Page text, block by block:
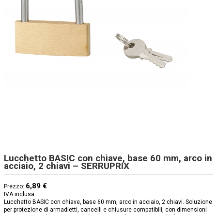
Lucchetto BASIC con chiave, base 60 mm, arco in
acciaio, 2 chiavi – SERRUPRIX
Prezzo: 6,89 €
IVA inclusa
Lucchetto BASIC con chiave, base 60 mm, arco in acciaio, 2 chiavi. Soluzione
per protezione di armadietti, cancelli e chiusure compatibili, con dimensioni